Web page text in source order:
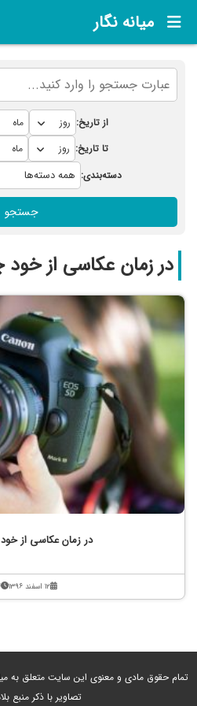
میانه نگار
از تاریخ:
تا تاریخ:
دسته‌بندی:
جستجو
در زمان عکاسی از خود
در زمان عکاسی از
۱۲ اسفند ۱۳۹۶
تمام حقوق مادی و معنوی این سایت متعلق به
تصاویر با ذکر منبع